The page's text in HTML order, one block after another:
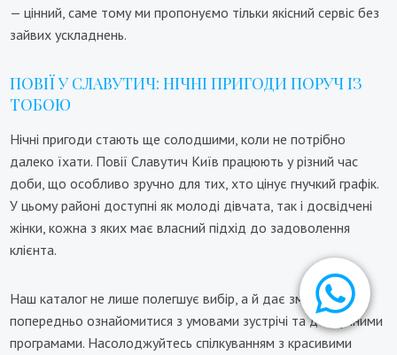
— цінний, саме тому ми пропонуємо тільки якісний сервіс без
зайвих ускладнень.
ПОВІЇ У СЛАВУТИЧ: НІЧНІ ПРИГОДИ ПОРУЧ ІЗ
ТОБОЮ
Нічні пригоди стають ще солодшими, коли не потрібно
далеко їхати. Повії Славутич Київ працюють у різний час
доби, що особливо зручно для тих, хто цінує гнучкий графік.
У цьому районі доступні як молоді дівчата, так і досвідчені
жінки, кожна з яких має власний підхід до задоволення
клієнта.
Наш каталог не лише полегшує вибір, а й дає змогу
попередньо ознайомитися з умовами зустрічі та доступними
програмами. Насолоджуйтесь спілкуванням з красивими